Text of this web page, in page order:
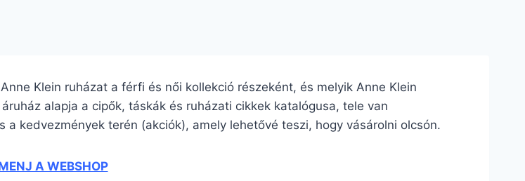
Klein ruházat a férfi és női kollekció részeként, és melyik Anne Klein
alapja a cipők, táskák és ruházati cikkek katalógusa, tele van
kedvezmények terén (akciók), amely lehetővé teszi, hogy vásárolni olcsón.
A WEBSHOP